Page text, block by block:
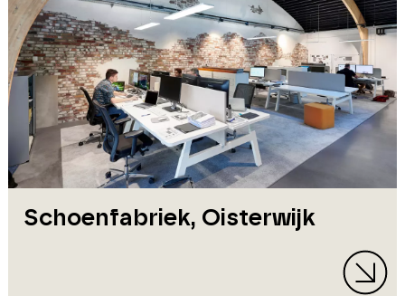
Schoenfabriek, Oisterwijk